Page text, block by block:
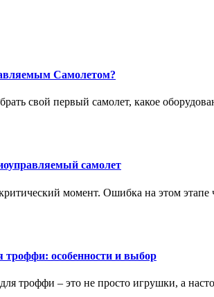
Самолетом?
свой первый самолет, какое
самолет
момент. Ошибка на этом
особенности и выбор
троффи – это не просто игрушки, а